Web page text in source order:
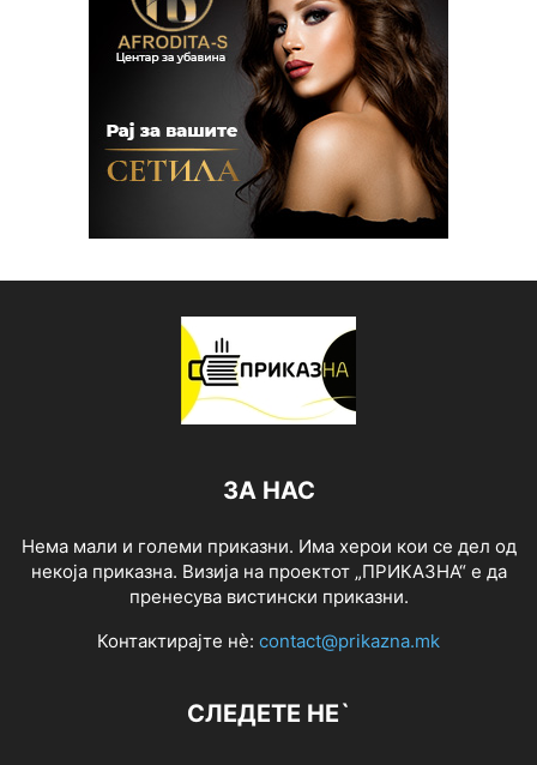
ЗА НАС
Нема мали и големи приказни. Има херои кои се дел од
некоја приказна. Визија на проектот „ПРИКАЗНА“ е да
пренесува вистински приказни.
Контактирајте нѐ: contact@prikazna.mk
СЛЕДЕТЕ НЕ`